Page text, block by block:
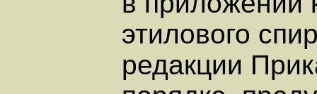
этилового
редакции